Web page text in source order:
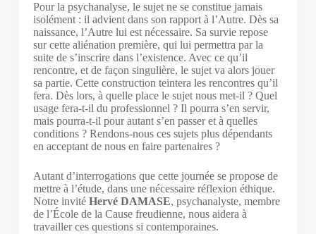
Pour la psychanalyse, le sujet ne se constitue jamais
isolément : il advient dans son rapport à l’Autre. Dès sa
naissance, l’Autre lui est nécessaire. Sa survie repose
sur cette aliénation première, qui lui permettra par la
suite de s’inscrire dans l’existence. Avec ce qu’il
rencontre, et de façon singulière, le sujet va alors jouer
sa partie. Cette construction teintera les rencontres qu’il
fera. Dès lors, à quelle place le sujet nous met-il ? Quel
usage fera-t-il du professionnel ? Il pourra s’en servir,
mais pourra-t-il pour autant s’en passer et à quelles
conditions ? Rendons-nous ces sujets plus dépendants
en acceptant de nous en faire partenaires ?
Autant d’interrogations que cette journée se propose de
mettre à l’étude, dans une nécessaire réflexion éthique.
Notre invité Hervé DAMASE, psychanalyste, membre
de l’École de la Cause freudienne, nous aidera à
travailler ces questions si contemporaines.